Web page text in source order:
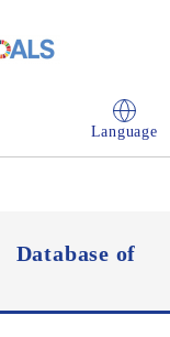
Language
Database of